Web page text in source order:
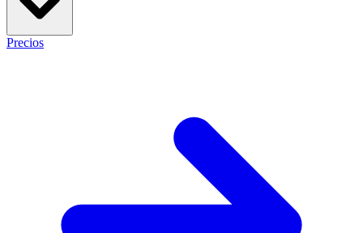
Precios